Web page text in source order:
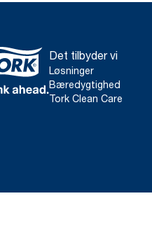
Det tilbyder vi
Løsninger
Bæredygtighed
Tork Clean Care